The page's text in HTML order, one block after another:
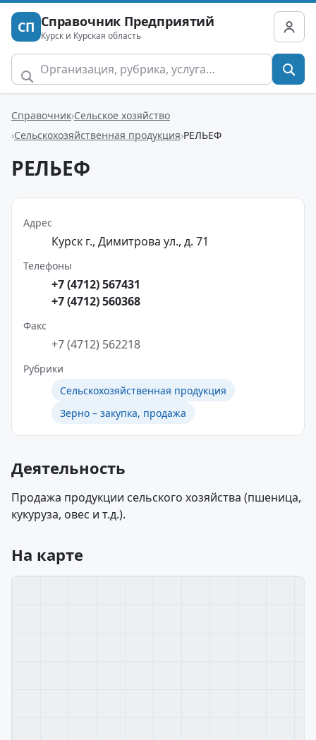
СП Справочник Предприятий
Курск и Курская область
Справочник Сельское хозяйство
Сельскохозяйственная продукция РЕЛЬЕФ
РЕЛЬЕФ
Адрес
Курск г., Димитрова ул., д. 71
Телефоны
+7 (4712) 567431
+7 (4712) 560368
Факс
+7 (4712) 562218
Рубрики
Сельскохозяйственная продукция
Зерно – закупка, продажа
Деятельность
Продажа продукции сельского хозяйства (пшеница,
кукуруза, овес и т.д.).
На карте